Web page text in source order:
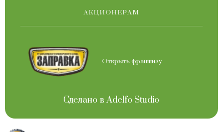
АКЦИОНЕРАМ
Открыть франшизу
Сделано вAdelfo Studio